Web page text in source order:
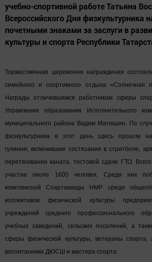
учебно-спортивной работе Татьяна
Всероссийского Дня физкультурника
почетными знаками за заслуги в
культуры и спорта Республики
Торжественная церемония награждения
семейного и спортивного отдыха «Солнечная
Награды отличившимся работникам сферы
Управления образования Исполнительного
муниципального района Вадим Матюшин. По
физкультурника в этот день здесь прошли
гуляния, включившие состязания в стритболе,
перетягивании каната, тестовой сдаче ГТО.
участие около 1600 человек. Среди них
комплексной Спартакиады НМР среди
коллективов физической культуры
учреждений среднего профессионального
учебных заведений, сельских поселений, а
сферы физической культуры, ветераны
воспитанники ДЮСШ и мастера спорта.